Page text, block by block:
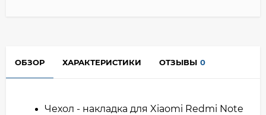
ОБЗОР ХАРАКТЕРИСТИКИ ОТЗЫВЫ 0
Чехол - накладка для Xiaomi Redmi Note